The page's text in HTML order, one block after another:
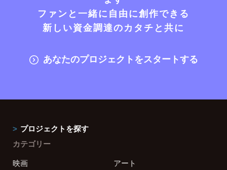
ファンと一緒に自由に創作できる
新しい資金調達のカタチと共に
あなたのプロジェクトをスタートする
プロジェクトを探す
カテゴリー
映画
アート